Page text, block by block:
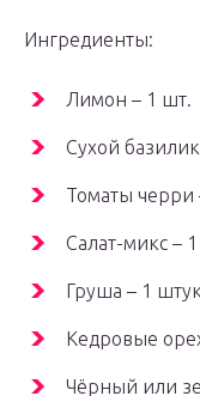
Ингредиенты:
Лимон – 1 шт.
Сухой базилик
Томаты черри
Салат-микс –
Груша – 1
Кедровые
Чёрный или